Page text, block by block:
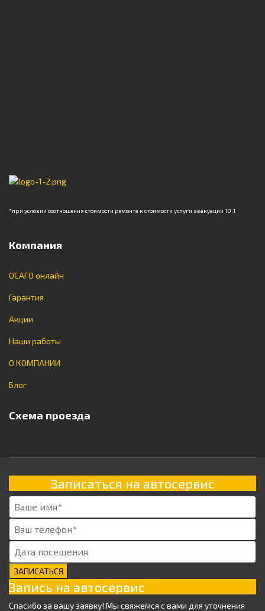
*при условии соотношения стоимости ремонта к стоимости услуги эвакуации 10:1
Компания
ОСАГО онлайн
Гарантия
Акции
Наши работы
О КОМПАНИИ
Блог
Схема проезда
Записаться на автосервис
ЗАПИСАТЬСЯ
Запись на автосервис
Спасибо за вашу заявку! Мы свяжемся с вами для уточнения